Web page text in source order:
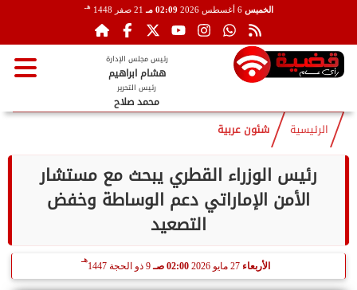
الخميس 6 أغسطس 2026 02:09 مـ 21 صفر 1448 هـ
رئيس مجلس الإدارة
هشام ابراهيم
رئيس التحرير
محمد صلاح
الرئيسية شئون عربية
رئيس الوزراء القطري يبحث مع مستشار
الأمن الإماراتي دعم الوساطة وخفض
التصعيد
الأربعاء 27 مايو 2026 02:00 صـ 9 ذو الحجة 1447
هـ